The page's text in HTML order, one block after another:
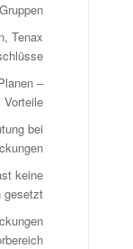
Tenax
–
Vorteile
bei
keine
gesetzt